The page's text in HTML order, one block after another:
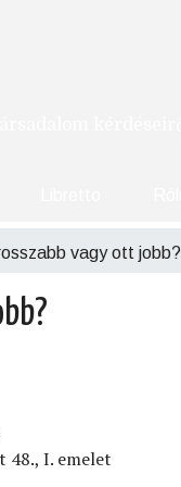
vagy ott jobb?
48., I. emelet